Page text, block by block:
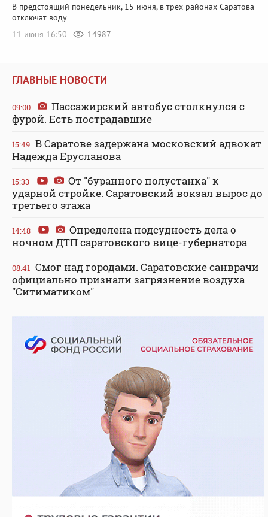
В предстоящий понедельник, 15 июня, в трех районах Саратова
отключат воду
11 июня 16:50
14987
ГЛАВНЫЕ НОВОСТИ
09:00
Пассажирский автобус столкнулся с
фурой. Есть пострадавшие
15:49 В Саратове задержана московский адвокат
Надежда Ерусланова
15:33
От "буранного полустанка" к
ударной стройке. Саратовский вокзал вырос до
третьего этажа
14:48
Определена подсудность дела о
ночном ДТП саратовского вице-губернатора
08:41 Смог над городами. Саратовские санврачи
официально признали загрязнение воздуха
"Ситиматиком"